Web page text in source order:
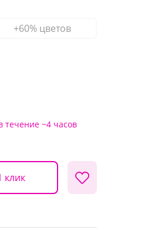
+60% цветов
течение ~4 часов
клик